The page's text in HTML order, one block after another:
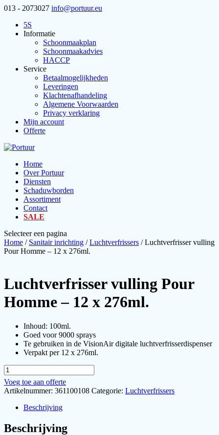
013 - 2073027 info@portuur.eu
5S
Informatie
Schoonmaakplan
Schoonmaakadvies
HACCP
Service
Betaalmogelijkheden
Leveringen
Klachtenafhandeling
Algemene Voorwaarden
Privacy verklaring
Mijn account
Offerte
Home
Over Portuur
Diensten
Schaduwborden
Assortiment
Contact
SALE
Selecteer een pagina
Home / Sanitair inrichting /Luchtverfrissers / Luchtverfrisser vulling
Pour Homme – 12 x 276ml.
Luchtverfrisser vulling Pour
Homme – 12 x 276ml.
Inhoud: 100ml.
Goed voor 9000 sprays
Te gebruiken in de VisionAir digitale luchtverfrisserdispenser
Verpakt per 12 x 276ml.
Luchtverfrisser
vulling
Pour
Homme
276ml.
Voeg toe aan offerte
Artikelnummer: 361100108 Categorie: Luchtverfrissers
Beschrijving
Beschrijving